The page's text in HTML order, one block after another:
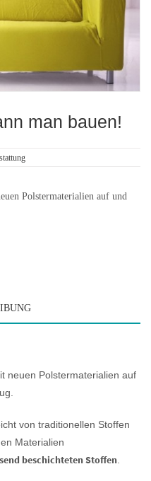
man bauen!
Polstermaterialien auf und
neuen Polstermaterialien auf
von traditionellen Stoffen
Materialien
beschichteten Stoffen